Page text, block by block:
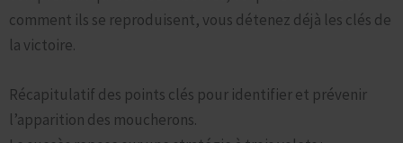
comment ils se reproduisent, vous détenez déjà les clés de
la victoire.
Récapitulatif des points clés pour identifier et prévenir
l’apparition des moucherons.